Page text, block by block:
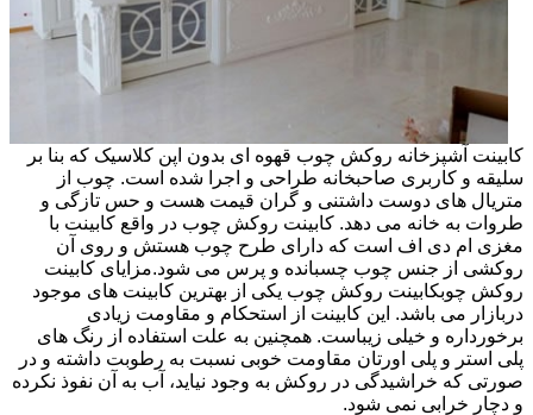
کابینت آشپزخانه روکش چوب قهوه ای بدون اپن کلاسیک که بنا بر
سلیقه و کاربری صاحبخانه طراحی و اجرا شده است. چوب از
متریال های دوست داشتنی و گران قیمت هست و حس تازگی و
طروات به خانه می دهد. کابینت روکش چوب در واقع کابینت با
مغزی ام دی اف است که دارای طرح چوب هستش و روی آن
روکشی از جنس چوب چسبانده و پرس می شود.مزایای کابینت
روکش چوبکابینت روکش چوب یکی از بهترین کابینت های موجود
دربازار می باشد. این کابینت از استحکام و مقاومت زیادی
برخورداره و خیلی زیباست. همچنین به علت استفاده از رنگ های
پلی استر و پلی اورتان مقاومت خوبی نسبت به رطوبت داشته و در
صورتی که خراشیدگی در روکش به وجود نیاید، آب به آن نفوذ نکرده
و دچار خرابی نمی شود.